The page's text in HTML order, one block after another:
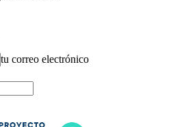
tu correo electrónico